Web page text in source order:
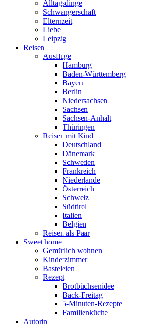
Alltagsdinge
Schwangerschaft
Elternzeit
Liebe
Leipzig
Reisen
Ausflüge
Hamburg
Baden-Württemberg
Bayern
Berlin
Niedersachsen
Sachsen
Sachsen-Anhalt
Thüringen
Reisen mit Kind
Deutschland
Dänemark
Schweden
Frankreich
Niederlande
Österreich
Schweiz
Südtirol
Italien
Belgien
Reisen als Paar
Sweet home
Gemütlich wohnen
Kinderzimmer
Basteleien
Rezept
Brotbüchsenidee
Back-Freitag
5-Minuten-Rezepte
Familienküche
Autorin